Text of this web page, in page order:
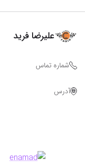
علیرضا فرید
شماره تماس
آدرس